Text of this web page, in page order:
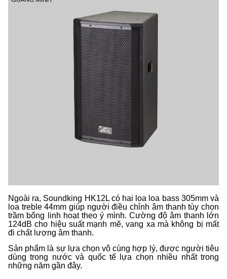
Ngoài ra, Soundking HK12L có hai loa loa bass 305mm và
loa treble 44mm giúp người điều chỉnh âm thanh tùy chọn
trầm bổng linh hoạt theo ý mình. Cường độ âm thanh lớn
124dB cho hiệu suất mạnh mẽ, vang xa mà không bị mất
đi chất lượng âm thanh.
Sản phẩm là sự lựa chọn vô cùng hợp lý, được người tiêu
dùng trong nước và quốc tế lựa chọn nhiều nhất trong
những năm gần đây.